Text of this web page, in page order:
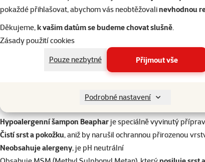
pokaždé přihlašovat, abychom vás neobtěžovalinevhodnou
Děkujeme,k vašim datům se budeme chovat slušně.
Zásady použití cookies
Pouze nezbytné
Přijmout vše
Podrobné nastavení
Hypoalergenní
superzoo.product.detail.content
Hypoalergenní šampon Beapharje speciálně vyvinutý
Čistí srst a pokožku, aniž by narušil ochrannou přirozenou
Neobsahuje alergeny, je pH neutrální